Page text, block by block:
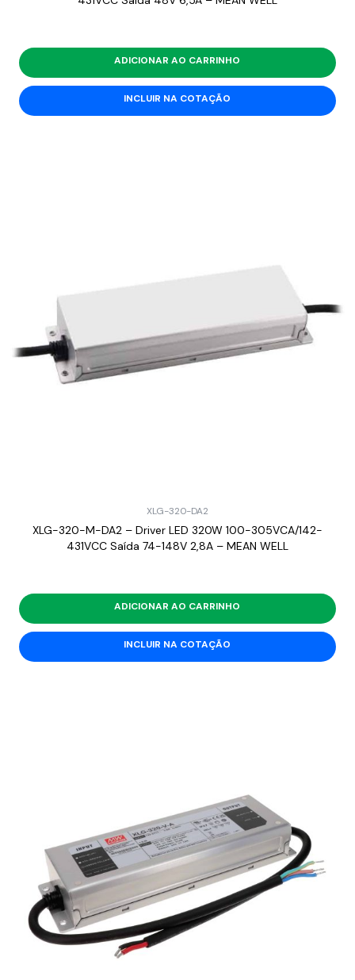
ADICIONAR AO CARRINHO
INCLUIR NA COTAÇÃO
XLG-320-DA2
XLG-320-M-DA2 – Driver LED 320W 100-305VCA/142-
431VCC Saída 74-148V 2,8A – MEAN WELL
ADICIONAR AO CARRINHO
INCLUIR NA COTAÇÃO